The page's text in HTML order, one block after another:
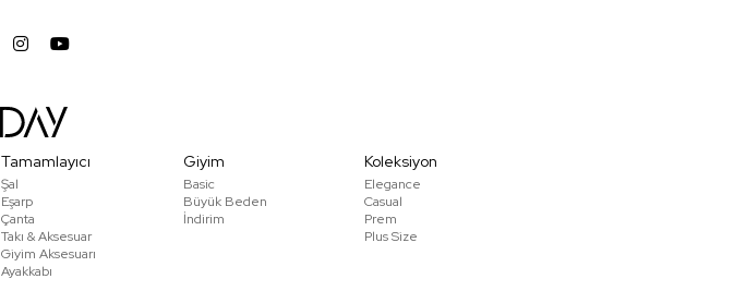
Tamamlayıcı
Şal
Eşarp
Çanta
Takı & Aksesuar
Giyim Aksesuarı
Ayakkabı
Giyim
Basic
Büyük Beden
İndirim
Koleksiyon
Elegance
Casual
Prem
Plus Size